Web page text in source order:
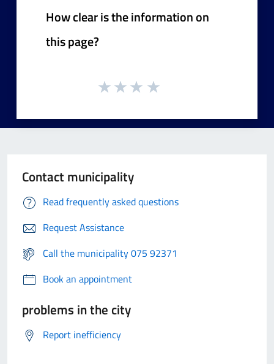
How clear is the information on
this page?
Contact municipality
Read frequently asked questions
Request Assistance
Call the municipality 075 92371
Book an appointment
problems in the city
Report inefficiency